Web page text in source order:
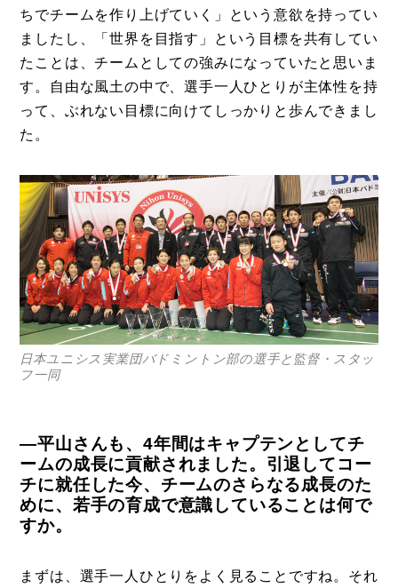
コラム
特集
事例
運営会社
登録
お問い合わせ
ちでチームを作り上げていく」という意欲を持ってい
ましたし、「世界を目指す」という目標を共有してい
たことは、チームとしての強みになっていたと思いま
す。自由な風土の中で、選手一人ひとりが主体性を持
って、ぶれない目標に向けてしっかりと歩んできまし
た。
日本ユニシス実業団バドミントン部の選手と監督・スタッ
フ一同
―平山さんも、4年間はキャプテンとしてチ
ームの成長に貢献されました。引退してコー
チに就任した今、チームのさらなる成長のた
めに、若手の育成で意識していることは何で
すか。
まずは、選手一人ひとりをよく見ることですね。それ